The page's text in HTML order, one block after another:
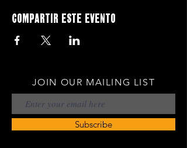
Compartir este evento
JOIN OUR MAILING LIST
Subscribe